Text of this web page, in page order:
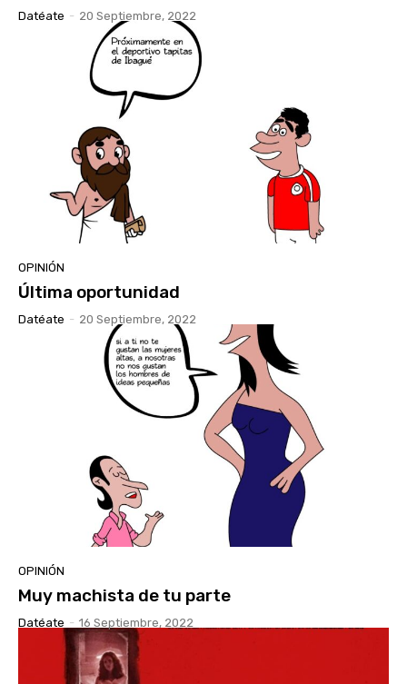
Datéate - 20 Septiembre, 2022
OPINIÓN
Última oportunidad
Datéate - 20 Septiembre, 2022
OPINIÓN
Muy machista de tu parte
Datéate - 16 Septiembre, 2022